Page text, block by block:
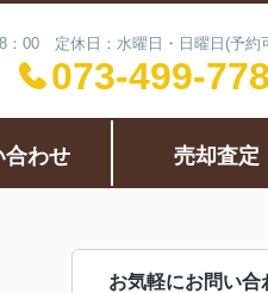
：00 定休日：水曜日・日曜日(予約
073-499-
合わせ 売却査定
お気軽にお問い合